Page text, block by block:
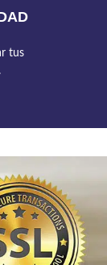
tus